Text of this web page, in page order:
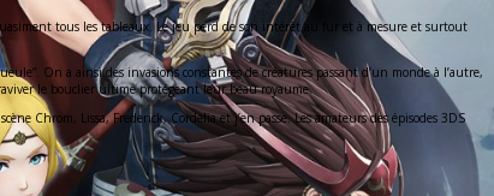
tous les tableaux. Le jeu perd de son intérêt au fur et à mesure et surtout
On a ainsi des invasions constantes de créatures passant d’un monde à l’autre,
le bouclier ultime protégeant leur beau royaume.
Chrom, Lissa, Frederick, Cordelia et j’en passe. Les amateurs des épisodes 3DS